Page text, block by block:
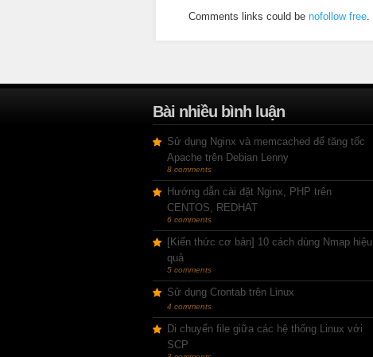
Comments links could be nofollow free.
Bài nhiều bình luận
Sử dụng Nginx và memcached để tăng tốc
Apache trên Debian Lenny
8 comments
Hướng dẫn cài đặt Nginx, PHP trên
CENTOS, REDHAT
6 comments
[Kiến thức cơ bản] 10 cách dùng Nmap hiệu
quả
5 comments
Sử dụng Crontab trên Linux
4 comments
Di chuyển file giữa các hệ thống Linux với
SCP